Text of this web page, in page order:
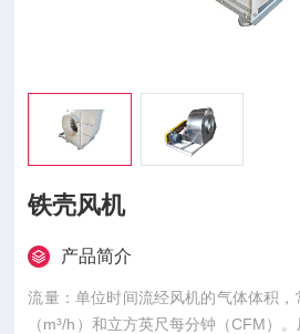
铁壳风机
产品简介
流量：单位时间流经风机的气体体积
（m³/h）和立方英尺每分钟（CFM）